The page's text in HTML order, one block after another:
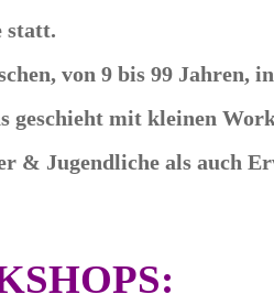
statt.
von 9 bis 99 Jahren,
geschieht mit kleinen
& Jugendliche als auch